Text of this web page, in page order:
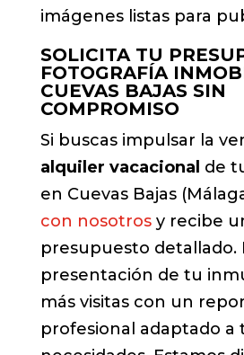
imágenes listas para
SOLICITA TU
FOTOGRAFÍA
CUEVAS BAJAS SIN
COMPROMISO
Si buscas impulsar la
alquiler vacacional de
en Cuevas Bajas
con nosotrosy recibe
presupuesto detallado.
presentación de tu
más visitas con un
profesional adaptado a